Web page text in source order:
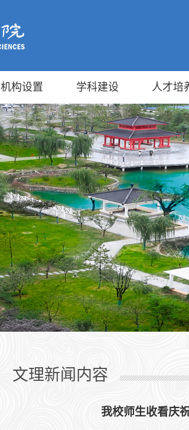
机构设置 学科建设 人才培
文理新闻内容
我校师生收看庆